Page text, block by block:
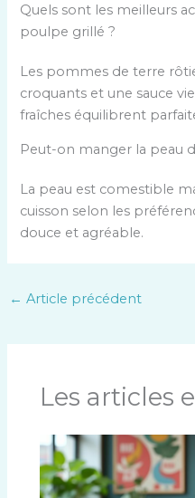
Quels sont les meilleurs
poulpe grillé ?
Les pommes de terre
croquants et une sauce
fraîches équilibrent
Peut-on manger la peau
La peau est comestible
cuisson selon les
douce et agréable.
← Article précédent
Les articles